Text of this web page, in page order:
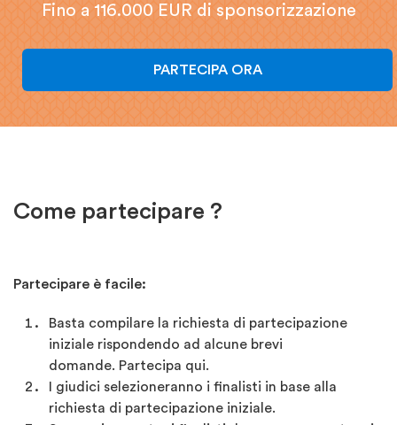
Fino a 116.000 EUR di sponsorizzazione
PARTECIPA ORA
Come partecipare ?
Partecipare è facile:
Basta compilare la richiesta di partecipazione
iniziale rispondendo ad alcune brevi
domande. Partecipa qui.
I giudici selezioneranno i finalisti in base alla
richiesta di partecipazione iniziale.